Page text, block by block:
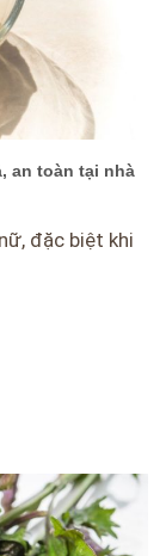
an toàn tại nhà
đặc biệt khi